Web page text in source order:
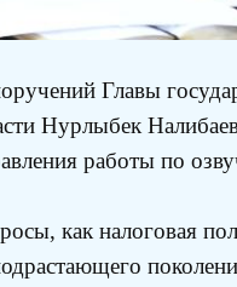
Главы
Нурлыбек
работы по
как налоговая